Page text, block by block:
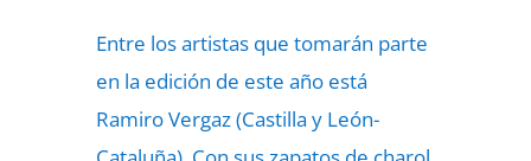
Entre los artistas que tomarán parte
en la edición de este año está
Ramiro Vergaz (Castilla y León-